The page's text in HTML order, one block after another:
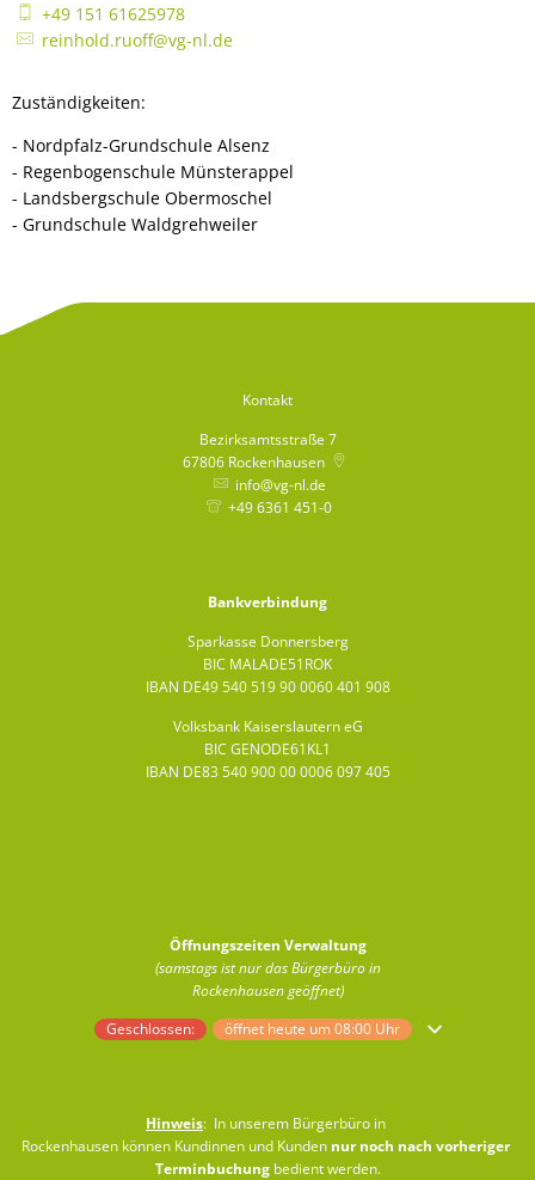
+49 151 61625978
reinhold.ruoff@vg-nl.de
Zuständigkeiten:
- Nordpfalz-Grundschule Alsenz
- Regenbogenschule Münsterappel
- Landsbergschule Obermoschel
- Grundschule Waldgrehweiler
Kontakt
Bezirksamtsstraße 7
67806 Rockenhausen
info@vg-nl.de
+49 6361 451-0
Bankverbindung
Sparkasse Donnersberg
BIC MALADE51ROK
IBAN DE49 540 519 90 0060 401 908
Volksbank Kaiserslautern eG
BIC GENODE61KL1
IBAN DE83 540 900 00 0006 097 405
Öffnungszeiten Verwaltung
(samstags ist nur das Bürgerbüro in
Rockenhausen geöffnet)
Klicken, um weitere Öffnungs- oder Schließzeiten auszublenden
Geschlossen: öffnet heute um 08:00 Uhr
Hinweis: In unserem Bürgerbüro in
Rockenhausen können Kundinnen und Kunden nur noch nach vorheriger
Terminbuchungbedient werden.